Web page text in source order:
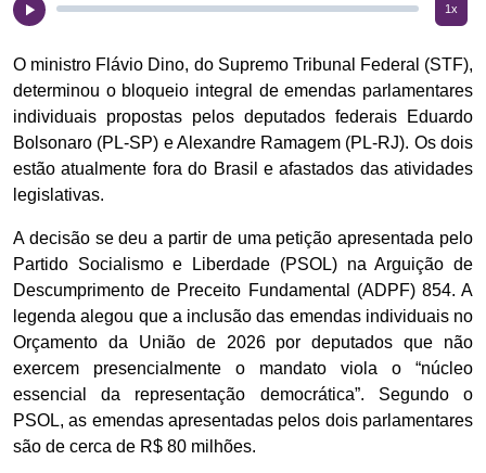
1x
O ministro Flávio Dino, do Supremo Tribunal Federal (STF),
determinou o bloqueio integral de emendas parlamentares
individuais propostas pelos deputados federais Eduardo
Bolsonaro (PL-SP) e Alexandre Ramagem (PL-RJ). Os dois
estão atualmente fora do Brasil e afastados das atividades
legislativas.
A decisão se deu a partir de uma petição apresentada pelo
Partido Socialismo e Liberdade (PSOL) na Arguição de
Descumprimento de Preceito Fundamental (ADPF) 854. A
legenda alegou que a inclusão das emendas individuais no
Orçamento da União de 2026 por deputados que não
exercem presencialmente o mandato viola o “núcleo
essencial da representação democrática”. Segundo o
PSOL, as emendas apresentadas pelos dois parlamentares
são de cerca de R$ 80 milhões.